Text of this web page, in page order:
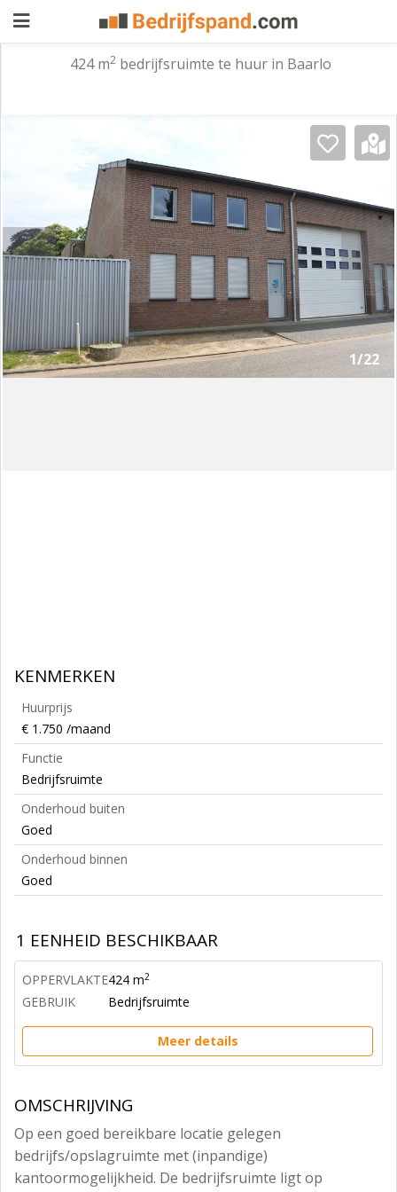
adverteren
Premium
adverteren
Blog
Registreren
Login
424 m2bedrijfsruimte te huur in Baarlo
1/22
KENMERKEN
Huurprijs
€ 1.750 /maand
Functie
Bedrijfsruimte
Onderhoud buiten
Goed
Onderhoud binnen
Goed
1 EENHEID BESCHIKBAAR
OPPERVLAKTE424 m2
GEBRUIK Bedrijfsruimte
Meer details
OMSCHRIJVING
Op een goed bereikbare locatie gelegen
bedrijfs/opslagruimte met (inpandige)
kantoormogelijkheid. De bedrijfsruimte ligt op